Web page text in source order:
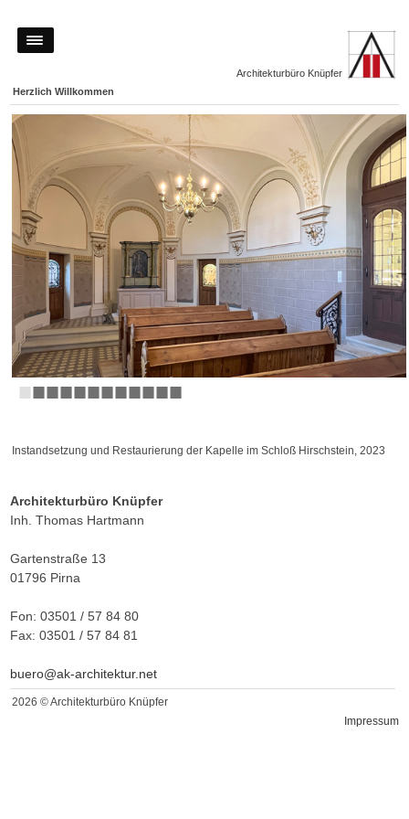
Architekturbüro Knüpfer
Herzlich Willkommen
■■■■■■■■■■■■
Instandsetzung und Restaurierung der Kapelle im Schloß Hirschstein, 2023
Architekturbüro Knüpfer
Inh. Thomas Hartmann
Gartenstraße 13
01796 Pirna
Fon: 03501 / 57 84 80
Fax: 03501 / 57 84 81
buero@ak-architektur.net
2026 © Architekturbüro Knüpfer
Impressum